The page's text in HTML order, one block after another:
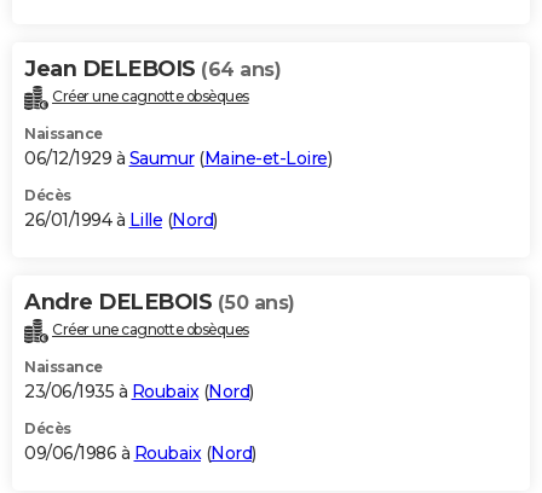
Jean DELEBOIS (64 ans)
Créer une cagnotte obsèques
Naissance
06/12/1929 à Saumur(Maine-et-Loire)
Décès
26/01/1994 à Lille (Nord)
Andre DELEBOIS (50 ans)
Créer une cagnotte obsèques
Naissance
23/06/1935 à Roubaix(Nord)
Décès
09/06/1986 à Roubaix(Nord)